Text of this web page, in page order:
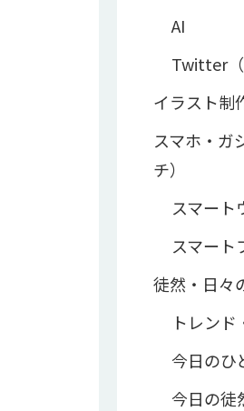
AI
Twitter（
イラスト制
スマホ・ガ
チ）
スマート
スマート
徒然・日々
トレンド
今日のひ
今日の徒